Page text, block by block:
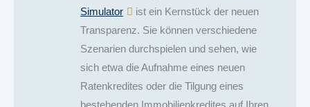
Simulator
ist ein Kernstück der neuen
Transparenz. Sie können verschiedene
Szenarien durchspielen und sehen, wie
sich etwa die Aufnahme eines neuen
Ratenkredites oder die Tilgung eines